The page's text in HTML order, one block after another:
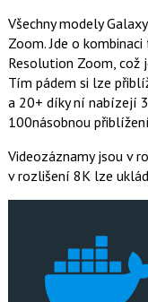
Všechny modely
Zoom. Jde o
Resolution Zoom,
Tím pádem si lze
a 20+ díky ní nabízejí
100násobnou
Videozáznamy jsou v
v rozlišení 8K lze